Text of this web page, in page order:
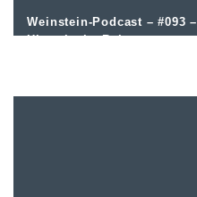
Weinstein-Podcast – #093 –
Historische Rebsorten –